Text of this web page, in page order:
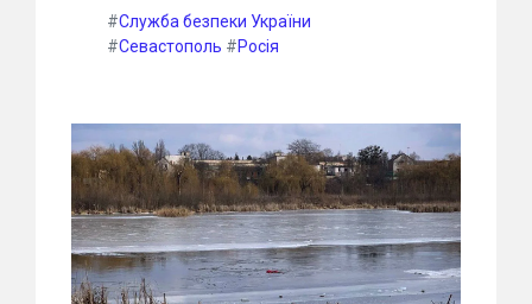
#Служба безпеки України
#Севастополь #Росія